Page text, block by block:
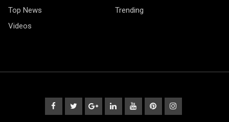
Top News
Trending
Videos